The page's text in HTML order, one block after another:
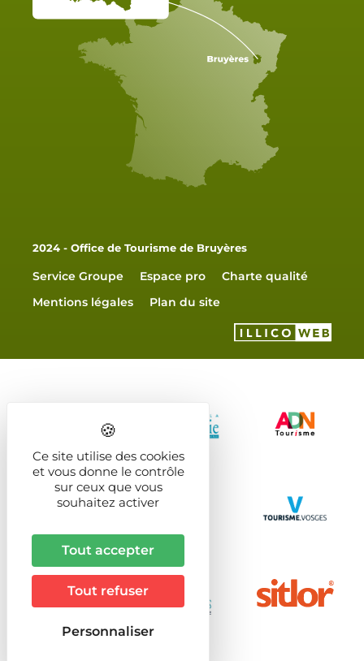
2024 - Office de Tourisme de Bruyères
Service Groupe Espace pro
Charte qualité
Mentions légales
Plan du site
Ce site utilise des cookies
et vous donne le contrôle
sur ceux que vous
souhaitez activer
Tout accepter
Tout refuser
Personnaliser